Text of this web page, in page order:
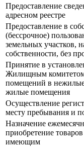
Предоставление
адресном реестре
Предоставление в
(бессрочное)
земельных участков,
собственности, без
Принятие в
Жилищным
помещений в
жилые помещения
Осуществление
месту пребывания и
Назначение
приобретение
имеющим